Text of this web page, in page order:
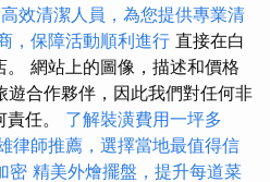
高效清潔人員，為您提供專業清
，保障活動順利進行 直接在白
網站上的圖像，描述和價格
遊合作夥伴，因此我們對任何非
任。 了解裝潢費用一坪多
律師推薦，選擇當地最值得信
密 精美外燴擺盤，提升每道菜